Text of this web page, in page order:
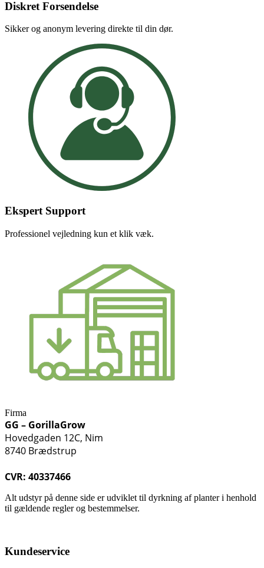
Diskret Forsendelse
Sikker og anonym levering direkte til din dør.
Ekspert Support
Professionel vejledning kun et klik væk.
Firma
GG – GorillaGrow
Hovedgaden 12C, Nim
8740 Brædstrup
CVR: 40337466
Alt udstyr på denne side er udviklet til dyrkning af planter i henhold
til gældende regler og bestemmelser.
Kundeservice